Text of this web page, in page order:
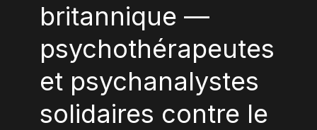
britannique —
psychothérapeutes
et psychanalystes
solidaires contre le